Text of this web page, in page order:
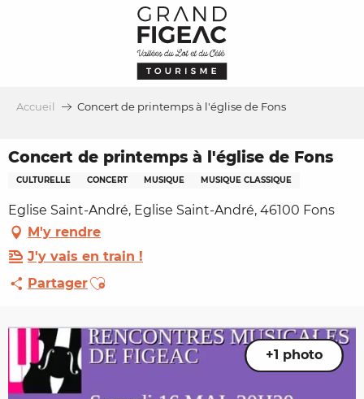
Accueil Concert de printemps à l'église de Fons
Concert de printemps à l'église de Fons
CULTURELLE CONCERT MUSIQUE MUSIQUE CLASSIQUE
Eglise Saint-André, Eglise Saint-André, 46100 Fons
M'y rendre
J'y vais en train !
PartagerAjouter aux favoris
+1 photo